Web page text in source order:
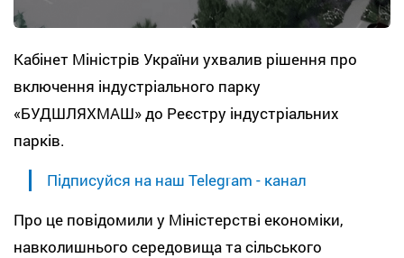
Кабінет Міністрів України ухвалив рішення про
включення індустріального парку
«БУДШЛЯХМАШ» до Реєстру індустріальних
парків.
Підписуйся на наш Telegram - канал
Про це повідомили у Міністерстві економіки,
навколишнього середовища та сільського